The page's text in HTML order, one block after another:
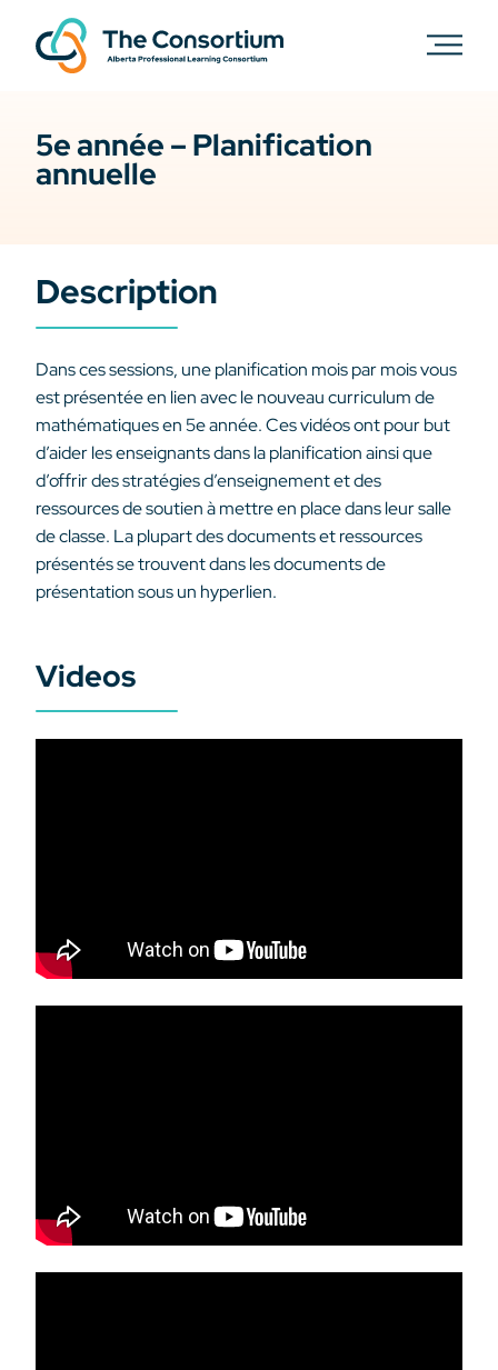
5e année – Planification
annuelle
Description
Dans ces sessions, une planification mois par mois vous
est présentée en lien avec le nouveau curriculum de
mathématiques en 5e année. Ces vidéos ont pour but
d’aider les enseignants dans la planification ainsi que
d’offrir des stratégies d’enseignement et des
ressources de soutien à mettre en place dans leur salle
de classe. La plupart des documents et ressources
présentés se trouvent dans les documents de
présentation sous un hyperlien.
Videos